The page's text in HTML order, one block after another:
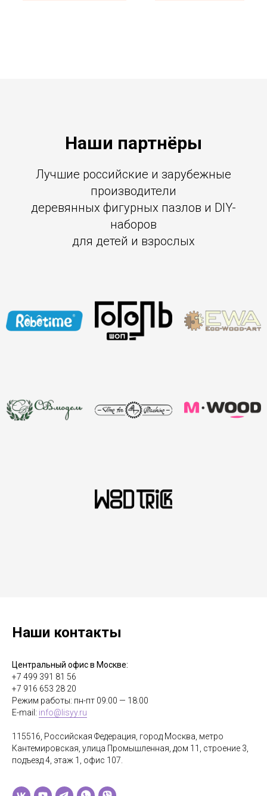
Наши партнёры
Лучшие российские и зарубежные
производители
деревянных фигурных пазлов и DIY-
наборов
для детей и взрослых
Наши контакты
Центральный офис в Москве:
+7 499 391 81 56
+7 916 653 28 20
Режим работы: пн-пт 09:00 — 18:00
E-mail: info@lisyy.ru
115516, Российская Федерация, город Москва, метро
Кантемировская, улица Промышленная, дом 11, строение 3,
подъезд 4, этаж 1, офис 107.